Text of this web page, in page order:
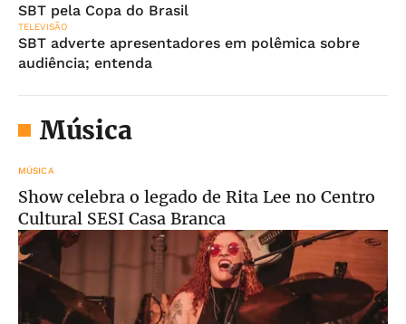
SBT pela Copa do Brasil
TELEVISÃO
SBT adverte apresentadores em polêmica sobre
audiência; entenda
Música
MÚSICA
Show celebra o legado de Rita Lee no Centro
Cultural SESI Casa Branca